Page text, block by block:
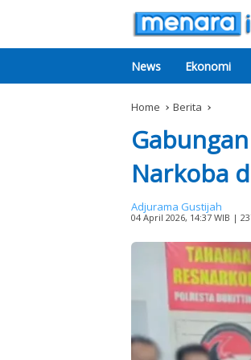
News Ekonomi
Home Berita
Narkoba
Adjurama Gustijah
04 April 2026, 14:37 WIB |